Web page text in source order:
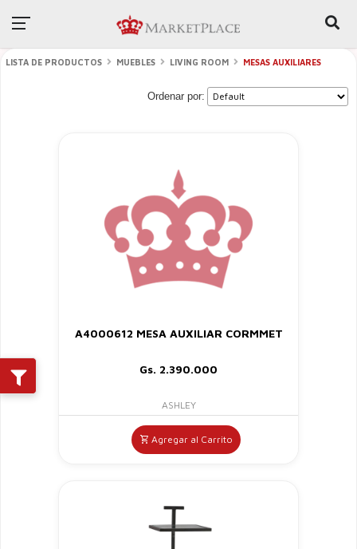
LISTA DE PRODUCTOS MUEBLES LIVING ROOM MESAS AUXILIARES
Ordenar por:
A4000612 MESA AUXILIAR CORMMET
Gs. 2.390.000
ASHLEY
Agregar al Carrito